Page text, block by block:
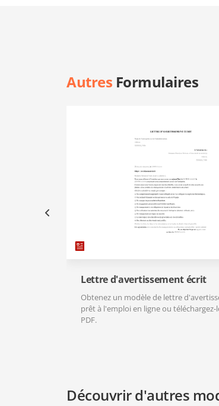
Autres Formulaires
Lettre d'avertissement écrit
Obtenez un modèle de lettre
prêt à l'emploi en ligne ou
PDF.
Découvrir d'autres